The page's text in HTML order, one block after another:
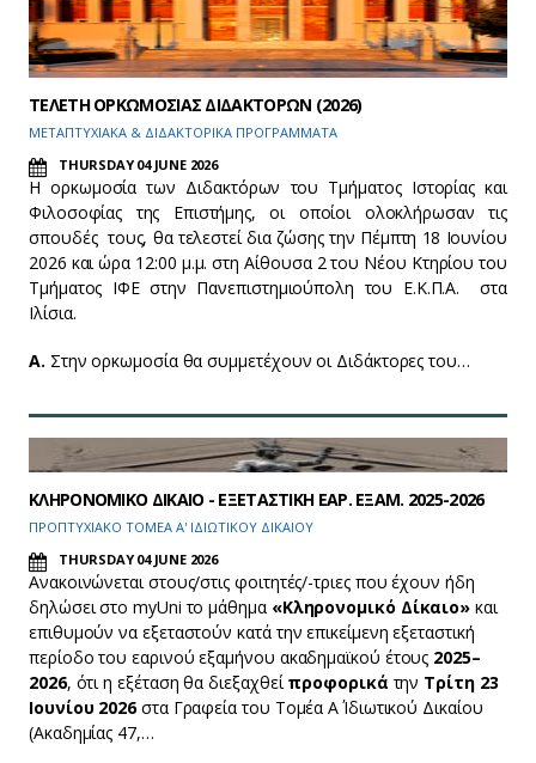
ΤΕΛΕΤΗ ΟΡΚΩΜΟΣΙΑΣ ΔΙΔΑΚΤΟΡΩΝ (2026)
ΜΕΤΑΠΤΥΧΙΑΚΑ & ΔΙΔΑΚΤΟΡΙΚΑ ΠΡΟΓΡΑΜΜΑΤΑ
THURSDAY 04 JUNE 2026
Η ορκωμοσία των Διδακτόρων του Τμήματος Ιστορίας και
Φιλοσοφίας της Επιστήμης, οι οποίοι ολοκλήρωσαν τις
σπουδές τους, θα τελεστεί δια ζώσης την Πέμπτη 18 Ιουνίου
2026 και ώρα 12:00 μ.μ. στη Αίθουσα 2 του Νέου Κτηρίου του
Τμήματος ΙΦΕ στην Πανεπιστημιούπολη του Ε.Κ.Π.Α. στα
Ιλίσια.
Α. Στην ορκωμοσία θα συμμετέχουν οι Διδάκτορες του…
ΚΛΗΡΟΝΟΜΙΚΟ ΔΙΚΑΙΟ - ΕΞΕΤΑΣΤΙΚΗ ΕΑΡ. ΕΞΑΜ. 2025-2026
ΠΡΟΠΤΥΧΙΑΚΟ ΤΟΜΕΑ Α' ΙΔΙΩΤΙΚΟΥ ΔΙΚΑΙΟΥ
THURSDAY 04 JUNE 2026
Ανακοινώνεται στους/στις φοιτητές/-τριες που έχουν ήδη
δηλώσει στο myUni το μάθημα «Κληρονομικό Δίκαιο» και
επιθυμούν να εξεταστούν κατά την επικείμενη εξεταστική
περίοδο του εαρινού εξαμήνου ακαδημαϊκού έτους 2025–
2026, ότι η εξέταση θα διεξαχθείπροφορικά την Τρίτη 23
Ιουνίου 2026στα Γραφεία του Τομέα Α΄ Ιδιωτικού Δικαίου
(Ακαδημίας 47,…